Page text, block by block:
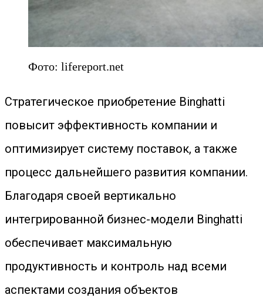
Фото: lifereport.net
Стратегическое приобретение Binghatti
повысит эффективность компании и
оптимизирует систему поставок, а также
процесс дальнейшего развития компании.
Благодаря своей вертикально
интегрированной бизнес-модели Binghatti
обеспечивает максимальную
продуктивность и контроль над всеми
аспектами создания объектов